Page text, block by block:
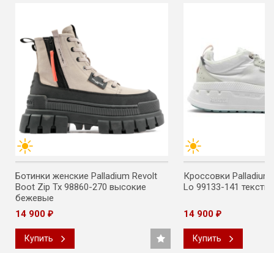
Ботинки женские Palladium Revolt
Boot Zip Tx 98860-270 высокие
бежевые
14 900 ₽
Купить
Кроссовки Palladium
Lo 99133-141
14 900 ₽
Купить